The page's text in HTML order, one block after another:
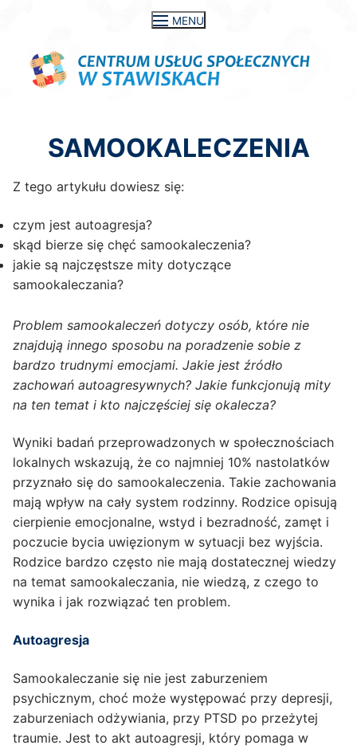
MENU
SAMOOKALECZENIA
Z tego artykułu dowiesz się:
czym jest autoagresja?
skąd bierze się chęć samookaleczenia?
jakie są najczęstsze mity dotyczące
samookaleczania?
Problem samookaleczeń dotyczy osób, które nie
znajdują innego sposobu na poradzenie sobie z
bardzo trudnymi emocjami. Jakie jest źródło
zachowań autoagresywnych? Jakie funkcjonują mity
na ten temat i kto najczęściej się okalecza?
Wyniki badań przeprowadzonych w społecznościach
lokalnych wskazują, że co najmniej 10% nastolatków
przyznało się do samookaleczenia. Takie zachowania
mają wpływ na cały system rodzinny. Rodzice opisują
cierpienie emocjonalne, wstyd i bezradność, zamęt i
poczucie bycia uwięzionym w sytuacji bez wyjścia.
Rodzice bardzo często nie mają dostatecznej wiedzy
na temat samookaleczania, nie wiedzą, z czego to
wynika i jak rozwiązać ten problem.
Autoagresja
Samookaleczanie się nie jest zaburzeniem
psychicznym, choć może występować przy depresji,
zaburzeniach odżywiania, przy PTSD po przeżytej
traumie. Jest to akt autoagresji, który pomaga w